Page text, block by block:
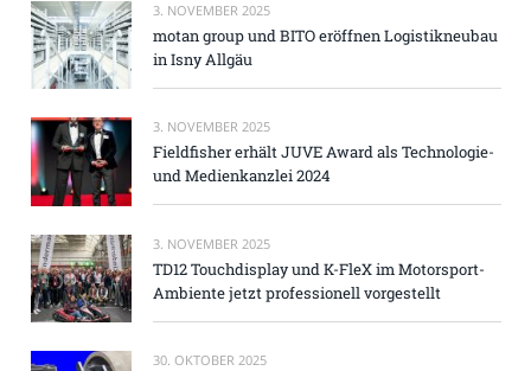
3. NOVEMBER 2025
motan group und BITO eröffnen Logistikneubau
in Isny Allgäu
3. NOVEMBER 2025
Fieldfisher erhält JUVE Award als Technologie-
und Medienkanzlei 2024
3. NOVEMBER 2025
TD12 Touchdisplay und K-FleX im Motorsport-
Ambiente jetzt professionell vorgestellt
30. OKTOBER 2025